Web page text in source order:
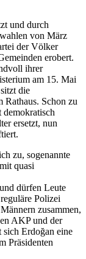
und durch
von März
der Völker
erobert.
ihrer
am 15. Mai
die
Rathaus. Schon zu
ersetzt, nun
zu, sogenannte
quasi
dürfen Leute
Polizei
zusammen,
AKP und der
sich Erdoğan eine
Präsidenten